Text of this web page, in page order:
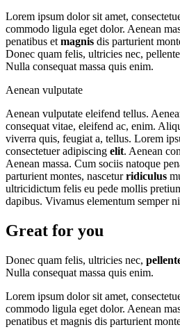
Lorem ipsum dolor sit amet,
commodo ligula eget dolor. Aenean
penatibus et magnis dis parturient
Donec quam felis, ultricies nec,
Nulla consequat massa quis enim.
Aenean vulputate
Aenean vulputate eleifend tellus.
consequat vitae, eleifend ac, enim.
viverra quis, feugiat a, tellus. Lorem
consectetuer adipiscing elit. Aenean
Aenean massa. Cum sociis natoque
parturient montes, nasceturridiculus
ultricidictum felis eu pede mollis
dapibus. Vivamus elementum semper
Great for you
Donec quam felis, ultricies nec,
Nulla consequat massa quis enim.
Lorem ipsum dolor sit amet,
commodo ligula eget dolor. Aenean
penatibus et magnis dis parturient